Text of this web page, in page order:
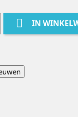
 IN